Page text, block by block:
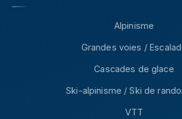
Alpinisme
Grandes voies /
Cascades de glace
Ski-alpinisme / Ski de
VTT